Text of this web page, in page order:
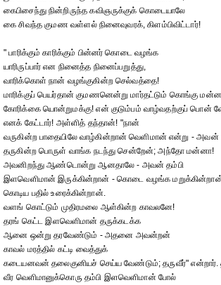
கைபிசைந்து நின்றிருந்த கவிஞருக்குக் கொடையாலே
கை சிவந்த குமண வள்ளல் நினைவுவரக், கிளம்பிவிட்டார்!
" பாரிக்கும் காரிக்கும் பின்னர் கொடை வழங்க
யாரிருப்பார் என நினைத்த நினைப்பறுத்து,
வாரிக்கொள் நான் வழங்குகின்ற செல்வத்தை!
மாரிக்குப் பெயர்தான் குமணனென்று மார்தட்டும் கொங்கு
கோரிக்கை யொன்றுமக்கு! என் குடும்பம் வாழ்வதற்குப் பொன்
எனக் கேட்டார்! அள்ளித் தந்தான்! "நான்
வருகின்ற பாதையிலே வாழ்கின்றான் வெளிமான் என்று - அவன்
தருகின்ற பொருள் வாங்க நடந்து சென்றேன்; அந்தோ மன்னா!
அவனிறந்து ஆண்டொன்று ஆனதாலே - அவன் தம்பி
இளவெளிமான் இருக்கின்றான் - கொடை வழங்க
கொடிய பதில் உரைக்கின்றான்.
வளங் கொட்டும் முதிரமலை ஆள்கின்ற காவலனே!
தரங் கெட்ட இளவெளிமான் தருக்கடக்க
ஆனை ஒன்று தரவேண்டும் - அதனை அவன்றன்
காவல் மரத்தில் கட்டி வைத்துக்
கடையனவன் தலைகுனியச் செய்ய வேண்டும்; தருவீர்" என்றார்.
வீர வெளிமானுக்கொரு தம்பி இளவெளிமான் போல்